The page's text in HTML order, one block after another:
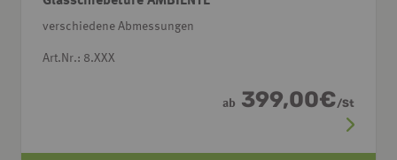
verschiedene Abmessungen
Art.Nr.: 8.XXX
ab 399,00€/St